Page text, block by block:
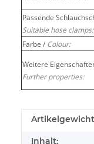
Passende
Suitable hose clamps:
Farbe / Colour:
Weitere
Further properties:
Inhalt: